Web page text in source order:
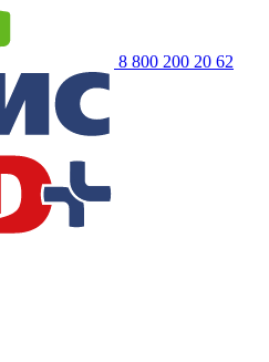
8 800 200 20 62